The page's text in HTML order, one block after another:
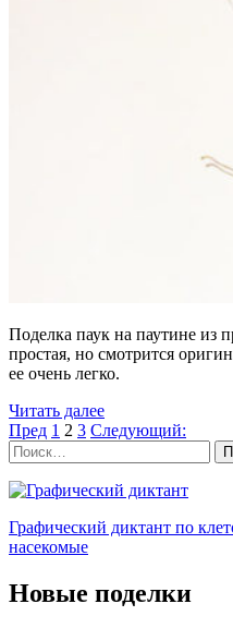
Поделка паук на паутине из
простая, но смотрится
ее очень легко.
Читать далее
Пагинация
записей
Пред Страница
1 Страница
2 Страница
3 Следующий:
Найти:
Графический диктант по
насекомые
Новые поделки